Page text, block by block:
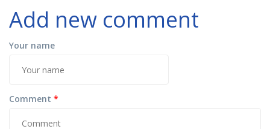
Add new comment
Your name
Comment *